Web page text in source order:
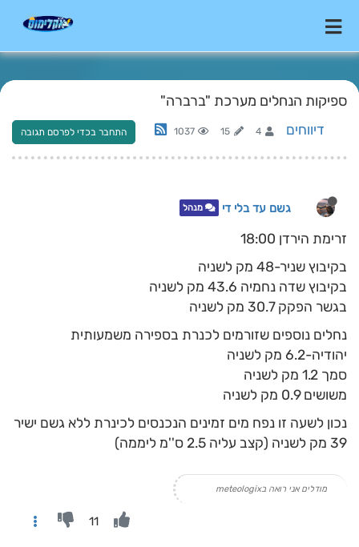
ספיקות הנחלים מערכת "ברברה"
דיווחים 4
15
1037 התחבר בכדי לפרסם תגובה
גשם עד בלי די מנהל
זרימת הירדן 18:00
בקיבוץ שניר-48 מק לשניה
בקיבוץ שדה נחמיה 43.6 מק לשניה
בגשר הפקק 30.7 מק לשניה
נחלים נוספים שזורמים לכנרת בספירה משמעותית
יהודיה-6.2 מק לשניה
סמך 1.2 מק לשניה
משושים 0.9 מק לשניה
נכון לשעה זו נפח מים זמינים הנכנסים לכינרת ללא גשם ישיר
39 מק לשניה (קצב עליה 2.5 ס''מ ליממה)
מודלים אני רואה בmeteologix
11